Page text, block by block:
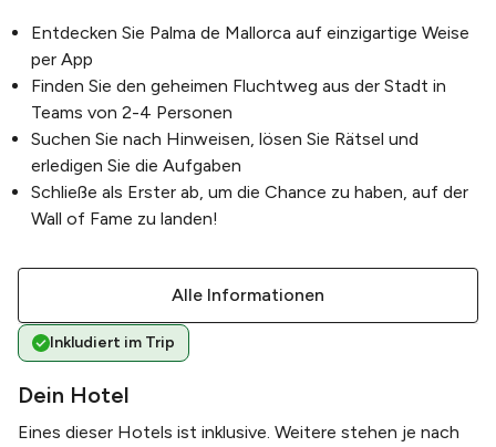
Entdecken Sie Palma de Mallorca auf einzigartige Weise
per App
Finden Sie den geheimen Fluchtweg aus der Stadt in
Teams von 2-4 Personen
Suchen Sie nach Hinweisen, lösen Sie Rätsel und
erledigen Sie die Aufgaben
Schließe als Erster ab, um die Chance zu haben, auf der
Wall of Fame zu landen!
Alle Informationen
Inkludiert im Trip
Dein Hotel
Eines dieser Hotels ist inklusive. Weitere stehen je nach